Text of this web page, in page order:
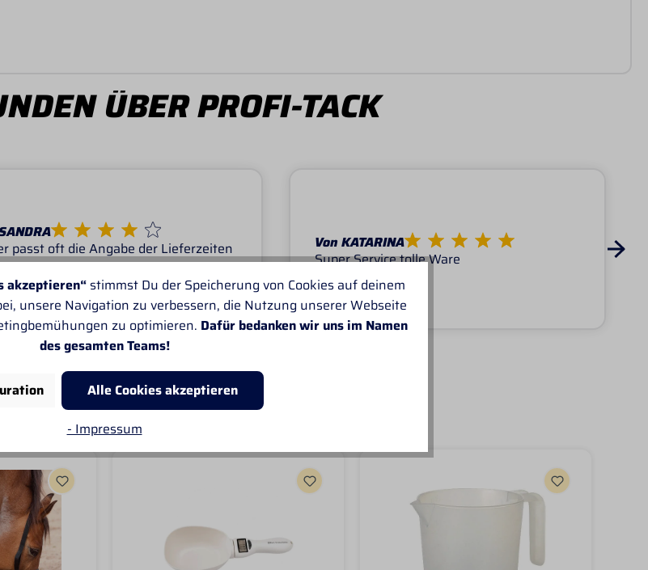
ÜBER PROFI-TACK
passt oft die Angabe der Lieferzeiten
Sonst gefällt mir alles sehr gut.
Von KATARINA
Super Service tolle Ware
akzeptieren“stimmst Du der Speicherung von Cookies auf deinem
unsere Navigation zu verbessern, die Nutzung unserer Webseite
zu optimieren. Dafür bedanken wir uns im Namen
des gesamten Teams!
Alle Cookies akzeptieren
- Impressum